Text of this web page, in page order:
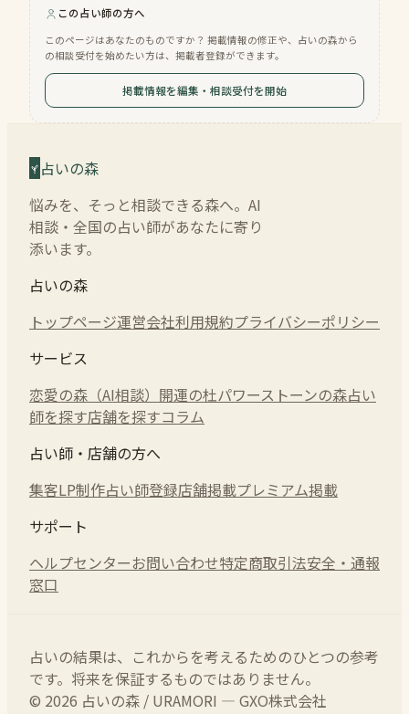
この占い師の方へ
このページはあなたのものですか？ 掲載情報の修正や、占いの森から
の相談受付を始めたい方は、掲載者登録ができます。
掲載情報を編集・相談受付を開始
占いの森
悩みを、そっと相談できる森へ。AI
相談・全国の占い師があなたに寄り
添います。
占いの森
トップページ運営会社利用規約プライバシーポリシー
サービス
恋愛の森（AI相談） 開運の杜パワーストーンの森占い
師を探す店舗を探すコラム
占い師・店舗の方へ
集客LP制作占い師登録店舗掲載プレミアム掲載
サポート
ヘルプセンターお問い合わせ特定商取引法安全・通報
窓口
占いの結果は、これからを考えるためのひとつの参考
です。将来を保証するものではありません。
© 2026 占いの森 / URAMORI — GXO株式会社